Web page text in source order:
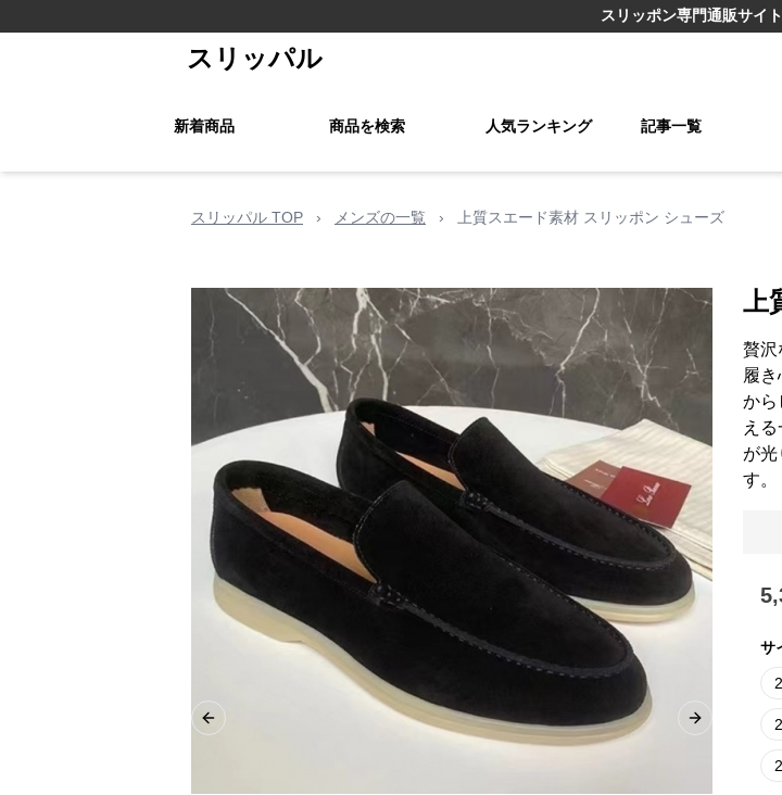
スリッポン専門通販サイト
スリッパル
新着商品 商品を検索 人気ランキング 記事一覧
スリッパル TOP › メンズの一覧 › 上質スエード素材 スリッポン シューズ
Previous slide Next slide
上
贅沢
履
から
え
が
す。
サ